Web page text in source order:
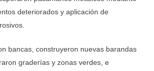
deteriorados y aplicación de
bancas, construyeron nuevas barandas
graderías y zonas verdes, e